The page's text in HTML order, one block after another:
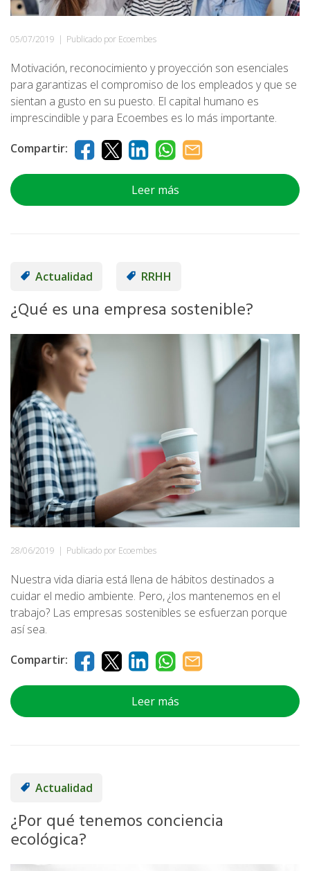
05/07/2019 | Publicado por Ecoembes
Motivación, reconocimiento y proyección son esenciales
para garantizas el compromiso de los empleados y que se
sientan a gusto en su puesto. El capital humano es
imprescindible y para Ecoembes es lo más importante.
Compartir:
Leer más
Actualidad RRHH
¿Qué es una empresa sostenible?
28/06/2019 | Publicado por Ecoembes
Nuestra vida diaria está llena de hábitos destinados a
cuidar el medio ambiente. Pero, ¿los mantenemos en el
trabajo? Las empresas sostenibles se esfuerzan porque
así sea.
Compartir:
Leer más
Actualidad
¿Por qué tenemos conciencia
ecológica?